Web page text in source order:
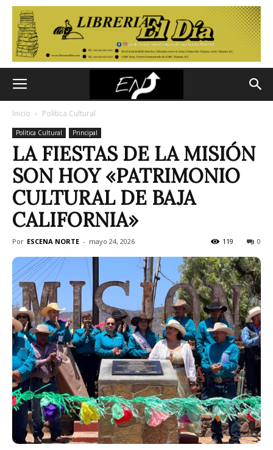
Inicio Política Cultural
Política Cultural Principal
LA FIESTAS DE LA MISIÓN
SON HOY «PATRIMONIO
CULTURAL DE BAJA
CALIFORNIA»
Por ESCENA NORTE - mayo 24, 2026 0
119